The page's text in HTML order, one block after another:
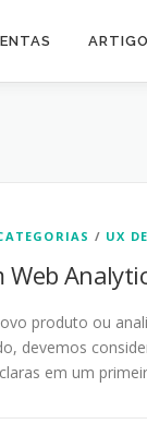
/ UX
Web
produto ou
devemos
em um